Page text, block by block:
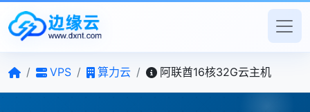
/ VPS / 算力云 / 阿联酋16核32G云主机